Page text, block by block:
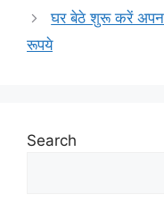
घर बेठे शुरू करें
रूपये
Search